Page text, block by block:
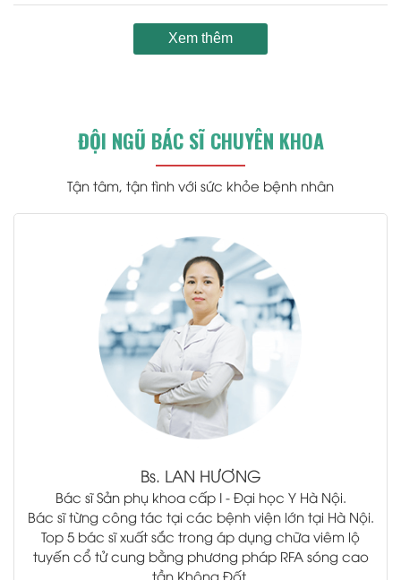
Xem thêm
ĐỘI NGŨ BÁC SĨ CHUYÊN KHOA
Tận tâm, tận tình với sức khỏe bệnh nhân
Bs. LAN HƯƠNG
Bác sĩ Sản phụ khoa cấp I - Đại học Y Hà Nội.
Bác sĩ từng công tác tại các bệnh viện lớn tại Hà Nội.
Top 5 bác sĩ xuất sắc trong áp dụng chữa viêm lộ
tuyến cổ tử cung bằng phương pháp RFA sóng cao
tần Không Đốt.